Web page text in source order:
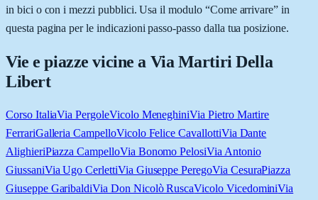
in bici o con i mezzi pubblici. Usa il modulo “Come arrivare” in
questa pagina per le indicazioni passo-passo dalla tua posizione.
Vie e piazze vicine a Via Martiri Della
Libert
Corso ItaliaVia PergoleVicolo MeneghiniVia Pietro Martire
FerrariGalleria CampelloVicolo Felice CavallottiVia Dante
AlighieriPiazza CampelloVia Bonomo PelosiVia Antonio
GiussaniVia Ugo CerlettiVia Giuseppe PeregoVia CesuraPiazza
Giuseppe GaribaldiVia Don Nicolò RuscaVicolo VicedominiVia